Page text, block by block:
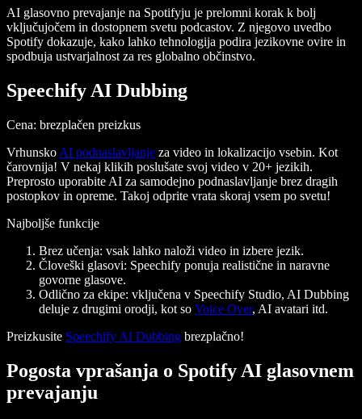
AI glasovno prevajanje na Spotifyju je prelomni korak k bolj
vključujočem in dostopnem svetu podcastov. Z njegovo uvedbo
Spotify dokazuje, kako lahko tehnologija podira jezikovne ovire in
spodbuja ustvarjalnost za res globalno občinstvo.
Speechify AI Dubbing
Cena: brezplačen preizkus
Vrhunsko AI podnaslavljanje za video in lokalizacijo vsebin. Kot
čarovnija! V nekaj klikih poslušate svoj video v 20+ jezikih.
Preprosto uporabite AI za samodejno podnaslavljanje brez dragih
postopkov in opreme. Takoj odprite vrata skoraj vsem po svetu!
Najboljše funkcije
Brez učenja: vsak lahko naloži video in izbere jezik.
Človeški glasovi: Speechify ponuja realistične in naravne
govorne glasove.
Odlično za ekipe: vključena v Speechify Studio, AI Dubbing
deluje z drugimi orodji, kot so Voice Over, AI avatari itd.
Preizkusite Speechify AI Dubbing brezplačno!
Pogosta vprašanja o Spotify AI glasovnem
prevajanju